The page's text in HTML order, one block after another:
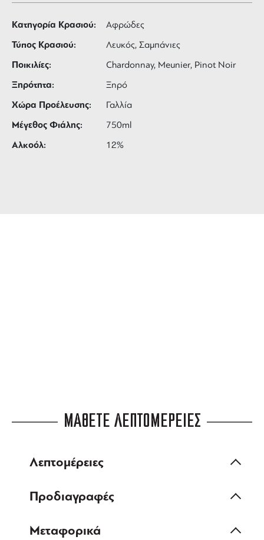
Κατηγορία Κρασιού: Αφρώδες
Τύπος Κρασιού: Λευκός, Σαμπάνιες
Ποικιλίες: Chardonnay, Meunier, Pinot Noir
Ξηρότητα: Ξηρό
Χώρα Προέλευσης: Γαλλία
Μέγεθος Φιάλης: 750ml
Αλκοόλ: 12%
ΜΑΘΕΤΕ ΛΕΠΤΟΜΕΡΕΙΕΣ
Λεπτομέρειες
Προδιαγραφές
Μεταφορικά